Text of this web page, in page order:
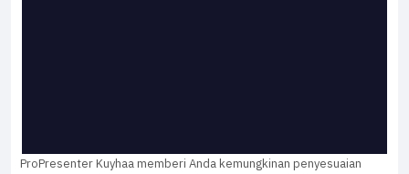
ProPresenter Kuyhaa memberi Anda kemungkinan penyesuaian